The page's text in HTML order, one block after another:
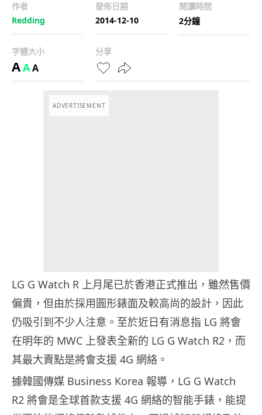
作者
Redding
發佈日期
2014-12-10
閱讀時間
2分鐘
字體大小
AAA
分享
ADVERTISEMENT
LG G Watch R 上月尾已於香港正式推出，雖然售價
偏貴，但由於採用圓形錶面及較高尚的設計，因此
仍吸引到不少人注意。至於近日有消息指 LG 將會
在明年的 MWC 上發表全新的 LG G Watch R2，而
其最大賣點是將會支援 4G 網絡。
據韓國傳媒 Business Korea 報導，LG G Watch
R2 將會是全球首款支援 4G 網絡的智能手錶，能提